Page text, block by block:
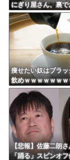
にぎり屋さん、裏
握っていたｗｗｗ
ｗｗｗｗｗｗｗｗ
痩せたい奴はブラ
飲めｗｗｗｗｗｗ
ｗ
【悲報】佐藤二朗
「踊る」スピンオ